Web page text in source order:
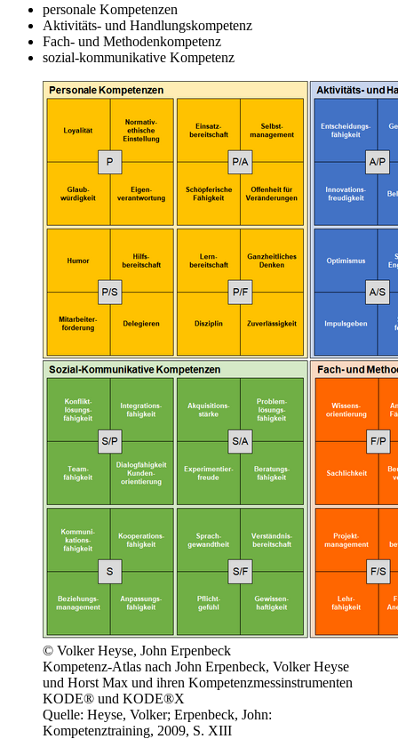
personale Kompetenzen
Aktivitäts- und Handlungskompetenz
Fach- und Methodenkompetenz
sozial-kommunikative Kompetenz
© Volker Heyse, John Erpenbeck
Kompetenz-Atlas nach John Erpenbeck, Volker Heyse
und Horst Max und ihren Kompetenzmessinstrumenten
KODE® und KODE®X
Quelle: Heyse, Volker; Erpenbeck, John:
Kompetenztraining, 2009, S. XIII